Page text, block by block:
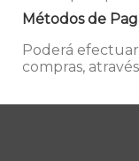
Métodos de
Poderá
compras,